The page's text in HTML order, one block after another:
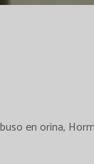
en orina,